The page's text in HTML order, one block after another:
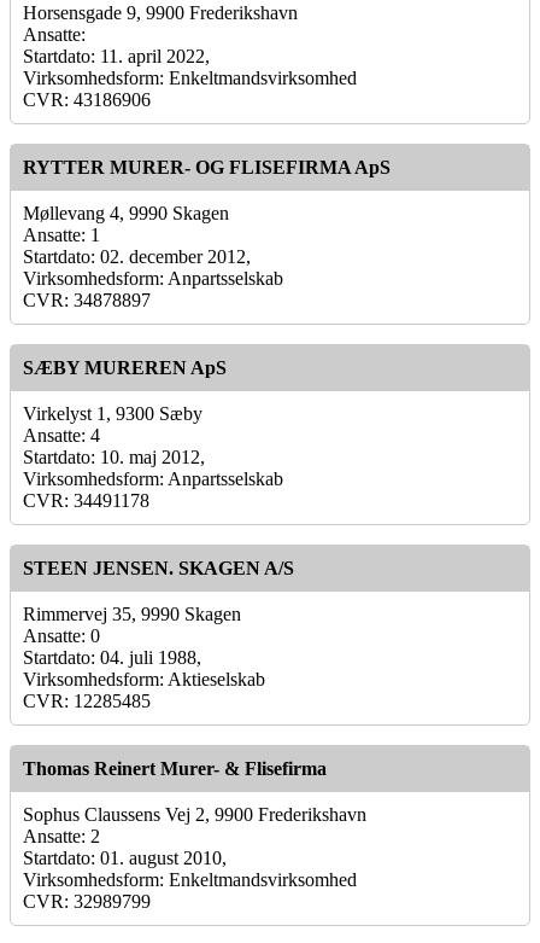
Horsensgade 9, 9900 Frederikshavn
Ansatte:
Startdato: 11. april 2022,
Virksomhedsform: Enkeltmandsvirksomhed
CVR: 43186906
RYTTER MURER- OG FLISEFIRMA ApS
Møllevang 4, 9990 Skagen
Ansatte: 1
Startdato: 02. december 2012,
Virksomhedsform: Anpartsselskab
CVR: 34878897
SÆBY MUREREN ApS
Virkelyst 1, 9300 Sæby
Ansatte: 4
Startdato: 10. maj 2012,
Virksomhedsform: Anpartsselskab
CVR: 34491178
STEEN JENSEN. SKAGEN A/S
Rimmervej 35, 9990 Skagen
Ansatte: 0
Startdato: 04. juli 1988,
Virksomhedsform: Aktieselskab
CVR: 12285485
Thomas Reinert Murer- & Flisefirma
Sophus Claussens Vej 2, 9900 Frederikshavn
Ansatte: 2
Startdato: 01. august 2010,
Virksomhedsform: Enkeltmandsvirksomhed
CVR: 32989799